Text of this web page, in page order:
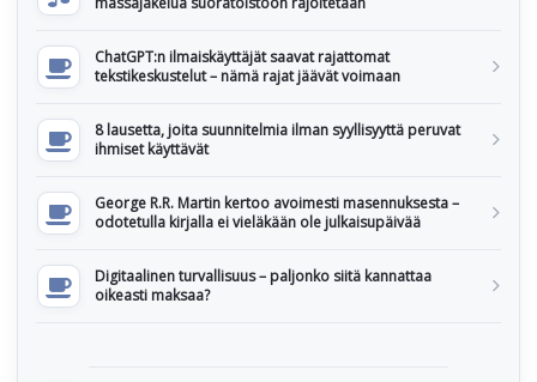
ChatGPT:n ilmaiskäyttäjät saavat rajattomat
tekstikeskustelut – nämä rajat jäävät voimaan
8 lausetta, joita suunnitelmia ilman syyllisyyttä peruvat
ihmiset käyttävät
George R.R. Martin kertoo avoimesti masennuksesta –
odotetulla kirjalla ei vieläkään ole julkaisupäivää
Digitaalinen turvallisuus – paljonko siitä kannattaa
oikeasti maksaa?